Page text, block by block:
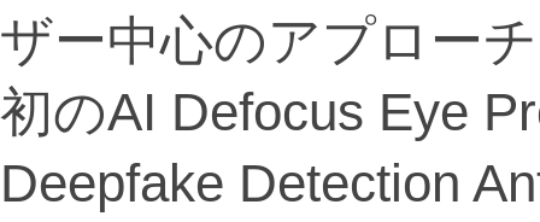
ザー中心のアプロー
初のAI Defocus Eye
Deepfake Detection